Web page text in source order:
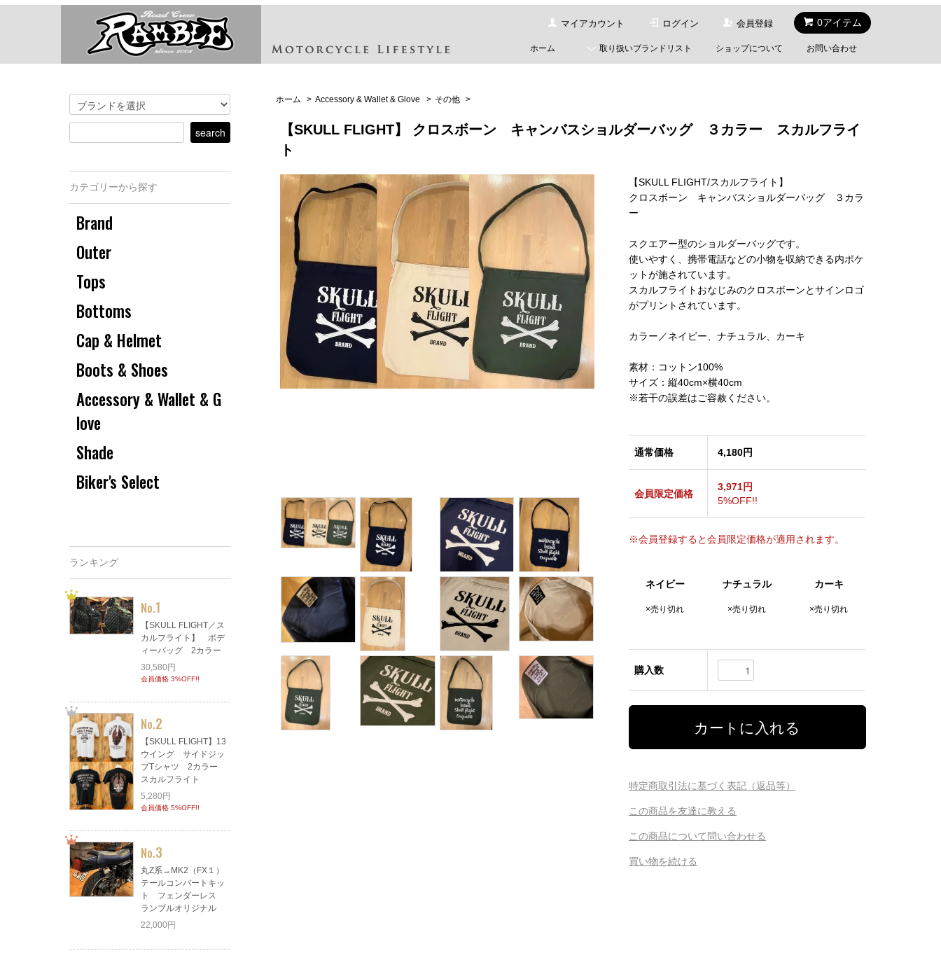
0アイテム
マイアカウント ログイン 会員登録
ホーム 取り扱いブランドリスト ショップについて お問い合わせ
ホーム > Accessory & Wallet & Glove > その他 >
【SKULL FLIGHT】 クロスボーン キャンバスショルダーバッグ ３カラー スカルフライ
ト
【SKULL FLIGHT/スカルフライト】
クロスボーン キャンバスショルダーバッグ ３カラ
ー
スクエアー型のショルダーバッグです。
使いやすく、携帯電話などの小物を収納できる内ポケ
ットが施されています。
スカルフライトおなじみのクロスボーンとサインロゴ
がプリントされています。
カラー／ネイビー、ナチュラル、カーキ
素材：コットン100%
サイズ：縦40cm×横40cm
※若干の誤差はご容赦ください。
通常価格 4,180円
会員限定価格
3,971円
5%OFF!!
※会員登録すると会員限定価格が適用されます。
ネイビー ナチュラル カーキ
×売り切れ ×売り切れ ×売り切れ
購入数
特定商取引法に基づく表記（返品等）
この商品を友達に教える
この商品について問い合わせる
買い物を続ける
カテゴリーから探す
Brand
Outer
Tops
Bottoms
Cap & Helmet
Boots & Shoes
Accessory & Wallet & G
love
Shade
Biker's Select
ランキング
No.1
【SKULL FLIGHT／ス
カルフライト】 ボデ
ィーバッグ 2カラー
30,580円
会員価格 3%OFF!!
No.2
【SKULL FLIGHT】13
ウイング サイドジッ
プTシャツ 2カラー
スカルフライト
5,280円
会員価格 5%OFF!!
No.3
丸Z系→MK2（FX１）
テールコンバートキッ
ト フェンダーレス
ランブルオリジナル
22,000円